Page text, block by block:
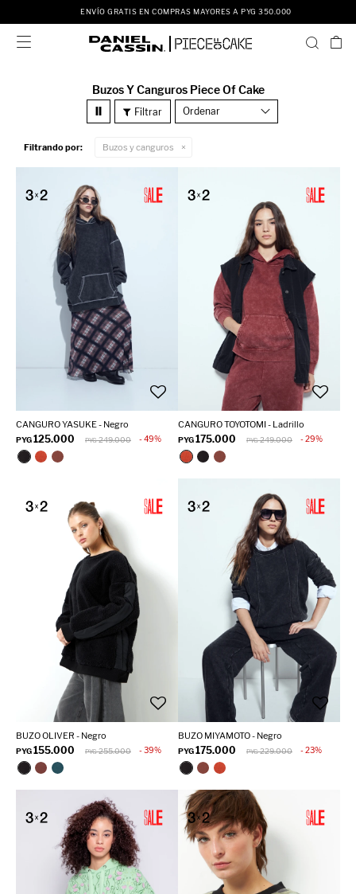
ENVÍO GRATIS EN COMPRAS MAYORES A PYG 350.000

Buzos Y Canguros Piece Of Cake
Recomendados
Filtrando por: Buzos y canguros
CANGURO YASUKE - Negro
PYG125.000 PYG 249.000 49
CANGURO TOYOTOMI - Ladrillo
PYG175.000 PYG 249.000 29
BUZO OLIVER - Negro
PYG155.000 PYG 255.000 39
BUZO MIYAMOTO - Negro
PYG175.000 PYG 229.000 23